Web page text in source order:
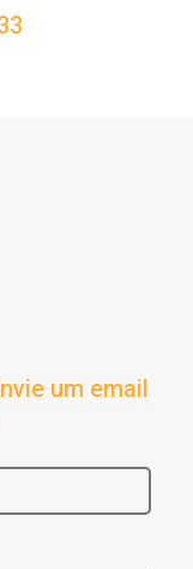
um email